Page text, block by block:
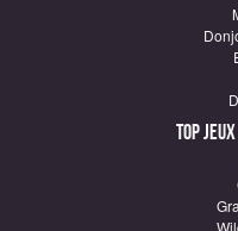
Top